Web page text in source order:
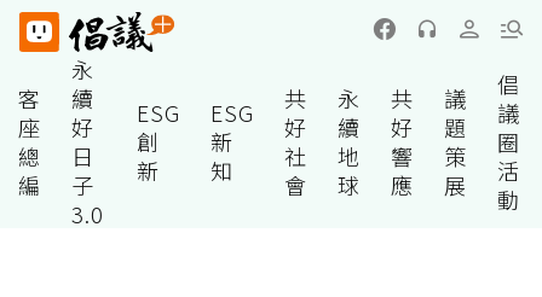
客
座
總
編
永
續
好
日
子
3.0
ESG
創
新
ESG
新
知
共
好
社
會
永
續
地
球
共
好
響
應
議
題
策
展
倡
議
圈
活
動